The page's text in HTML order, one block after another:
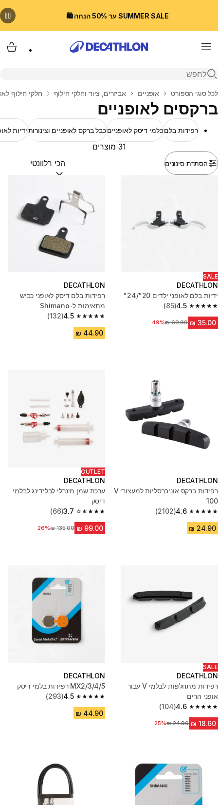
SUMMER SALE עד 50% הנחה 🛍️
Menu
פתיחת חיפוש
בית
לכל סוגי הספורט אופניים אביזרים, ציוד וחלקי חילוף חלקי חילוף
ברקסים לאופניים
רפידות בלםבלמי דיסק לאופנייםכבל ברקס לאופניים וצינורותידיות
הסתרת סינונים
31 מוצרים
מיין לפי:(optional)
SALE
DECATHLON
ידיות בלם לאופני ילדים 20"/24"
4.5
4.5 out of 5 stars from 85 reviews
(85)
מחיר לפני הנחה‏69.90 ₪
49%
DECATHLON
רפידות בלם דיסק לאופני כביש
מתאימות ל-Shimano
4.5
4.5 out of 5 stars from 132 reviews
(132)
DECATHLON
רפידות ברקס אוניברסליות למעצורי V
100
4.6
4.6 out of 5 stars from 2102 reviews
(2102)
OUTLET
DECATHLON
ערכת שמן מינרלי לבלידינג לבלמי
דיסק
3.7
3.7 out of 5 stars from 66 reviews
(66)
מחיר לפני הנחה‏135.00 ₪
26%
SALE
DECATHLON
רפידות מתחלפות לבלמי V עבור
אופני הרים
4.6
4.6 out of 5 stars from 104 reviews
(104)
מחיר לפני הנחה‏24.90 ₪
25%
DECATHLON
MX2/3/4/5 רפידות בלמי דיסק
4.5
4.5 out of 5 stars from 293 reviews
(293)